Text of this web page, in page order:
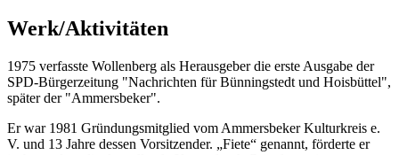
Werk/Aktivitäten
1975 verfasste Wollenberg als Herausgeber die erste Ausgabe der
SPD-Bürgerzeitung "Nachrichten für Bünningstedt und Hoisbüttel",
später der "Ammersbeker".
Er war 1981 Gründungsmitglied vom Ammersbeker Kulturkreis e.
V. und 13 Jahre dessen Vorsitzender. „Fiete“ genannt, förderte er